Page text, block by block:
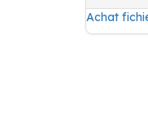
Achat